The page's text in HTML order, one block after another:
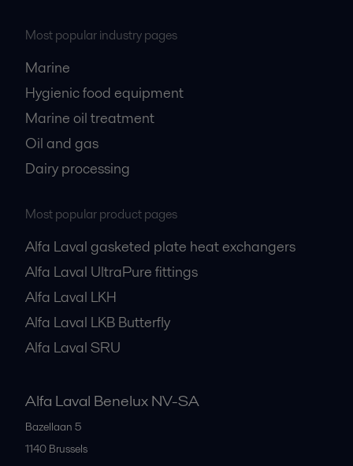
Most popular industry pages
Marine
Hygienic food equipment
Marine oil treatment
Oil and gas
Dairy processing
Most popular product pages
Alfa Laval gasketed plate heat exchangers
Alfa Laval UltraPure fittings
Alfa Laval LKH
Alfa Laval LKB Butterfly
Alfa Laval SRU
Alfa Laval Benelux NV-SA
Bazellaan 5
1140 Brussels